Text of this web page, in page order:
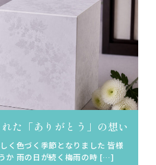
た「ありがとう」の想い
く色づく季節となりました 皆様
か 雨の日が続く梅雨の時 […]